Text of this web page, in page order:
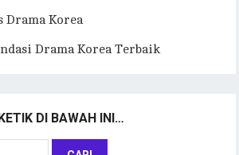
Drama Korea
Drama Korea Terbaik
DI BAWAH INI…